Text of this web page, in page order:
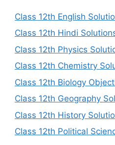
Class 12th English
Class 12th Hindi
Class 12th Physics
Class 12th Chemistry
Class 12th Biology
Class 12th Geography
Class 12th History
Class 12th Political